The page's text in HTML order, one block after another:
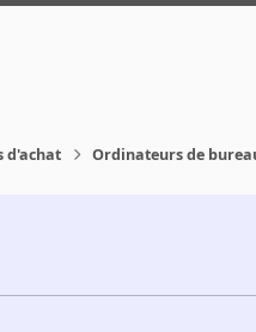
d'achat Ordinateurs de